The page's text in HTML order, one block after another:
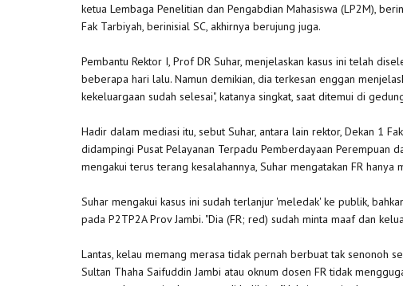
ketua Lembaga Penelitian dan Pengabdian Mahasiswa (LP2M),
Fak Tarbiyah, berinisial SC, akhirnya berujung juga.
Pembantu Rektor I, Prof DR Suhar, menjelaskan kasus ini telah
beberapa hari lalu. Namun demikian, dia terkesan enggan
kekeluargaan sudah selesai", katanya singkat, saat ditemui di
Hadir dalam mediasi itu, sebut Suhar, antara lain rektor, Dekan 1
didampingi Pusat Pelayanan Terpadu Pemberdayaan Perempuan
mengakui terus terang kesalahannya, Suhar mengatakan FR hanya
Suhar mengakui kasus ini sudah terlanjur 'meledak' ke publik,
pada P2TP2A Prov Jambi. "Dia (FR; red) sudah minta maaf dan
Lantas, kelau memang merasa tidak pernah berbuat tak senonoh
Sultan Thaha Saifuddin Jambi atau oknum dosen FR tidak